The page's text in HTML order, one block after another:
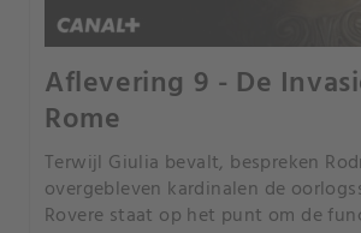
Aflevering 9 - De
Rome
Terwijl Giulia bevalt, bespreken
overgebleven kardinalen de
Rovere staat op het punt om de